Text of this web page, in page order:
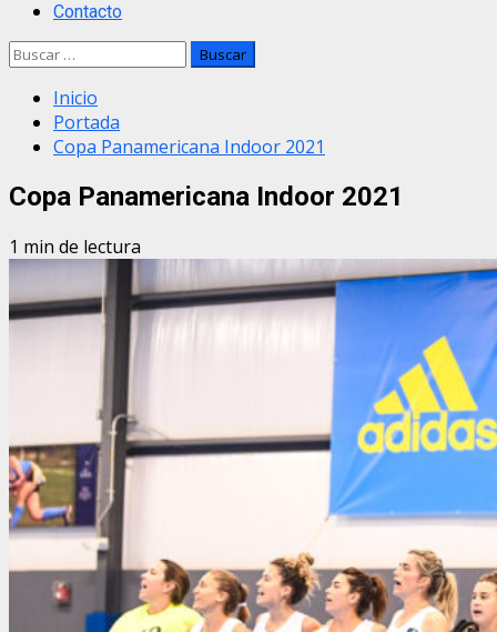
Contacto
Buscar:
Inicio
Portada
Copa Panamericana Indoor 2021
Copa Panamericana Indoor 2021
1 min de lectura